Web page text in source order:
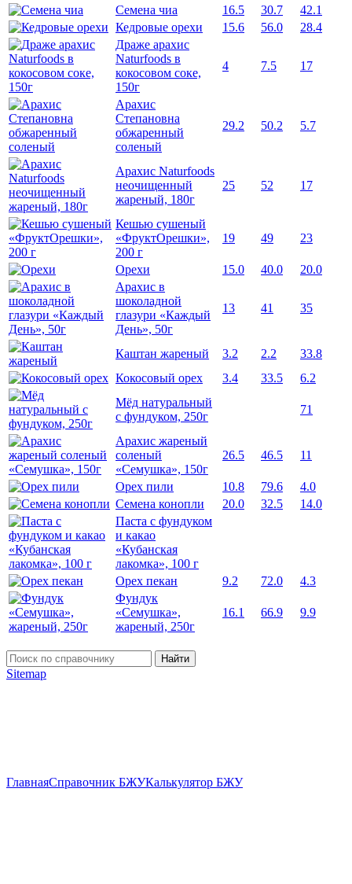
Семена чиа 16.5 30.7
42.1
Кедровые орехи
15.6 56.0
28.4
Драже арахис
Naturfoods в
кокосовом соке,
150г
4 7.5 17
Арахис
Степановна
обжаренный
соленый
29.2 50.2 5.7
Арахис Naturfoods
неочищенный
жареный, 180г
25 52 17
Кешью сушеный
«ФруктОрешки»,
200 г
19 49 23
Орехи 15.0 40.0
20.0
Арахис в
шоколадной
глазури «Каждый
День», 50г
13 41 35
Каштан жареный 3.2 2.2
33.8
Кокосовый орех
3.4 33.5
6.2
Мёд натуральный
с фундуком, 250г
71
Арахис жареный
соленый
«Семушка», 150г
26.5 46.5 11
Орех пили 10.8 79.6
4.0
Семена конопли
20.0 32.5
14.0
Паста с фундуком
и какао
«Кубанская
лакомка», 100 г
Орех пекан
9.2 72.0
4.3
Фундук
«Семушка»,
жареный, 250г
16.1 66.9 9.9
Найти
Sitemap
ГлавнаяСправочник БЖУКалькулятор БЖУ